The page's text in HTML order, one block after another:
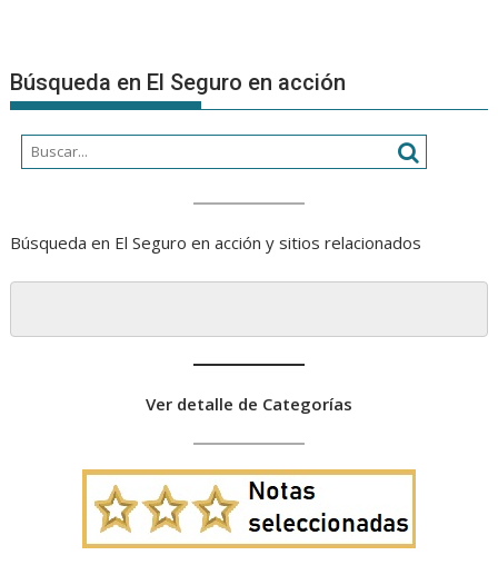
Búsqueda en El Seguro en acción
Búsqueda en El Seguro en acción y sitios relacionados
Ver detalle de Categorías